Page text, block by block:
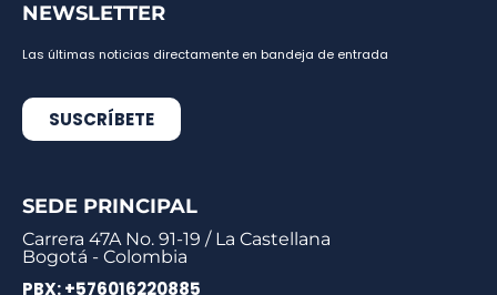
NEWSLETTER
Las últimas noticias directamente en bandeja de entrada
SUSCRÍBETE
SEDE PRINCIPAL
Carrera 47A No. 91-19 / La Castellana
Bogotá - Colombia
PBX: +576016220885